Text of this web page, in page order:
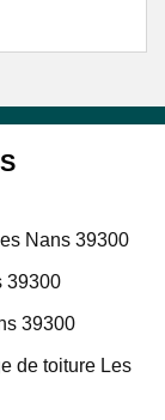
Nans 39300
39300
39300
de toiture Les